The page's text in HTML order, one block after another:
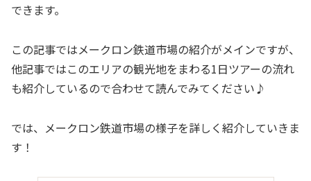
できます。
この記事ではメークロン鉄道市場の紹介がメインですが、
他記事ではこのエリアの観光地をまわる1日ツアーの流れ
も紹介しているので合わせて読んでみてください♪
では、メークロン鉄道市場の様子を詳しく紹介していきま
す！